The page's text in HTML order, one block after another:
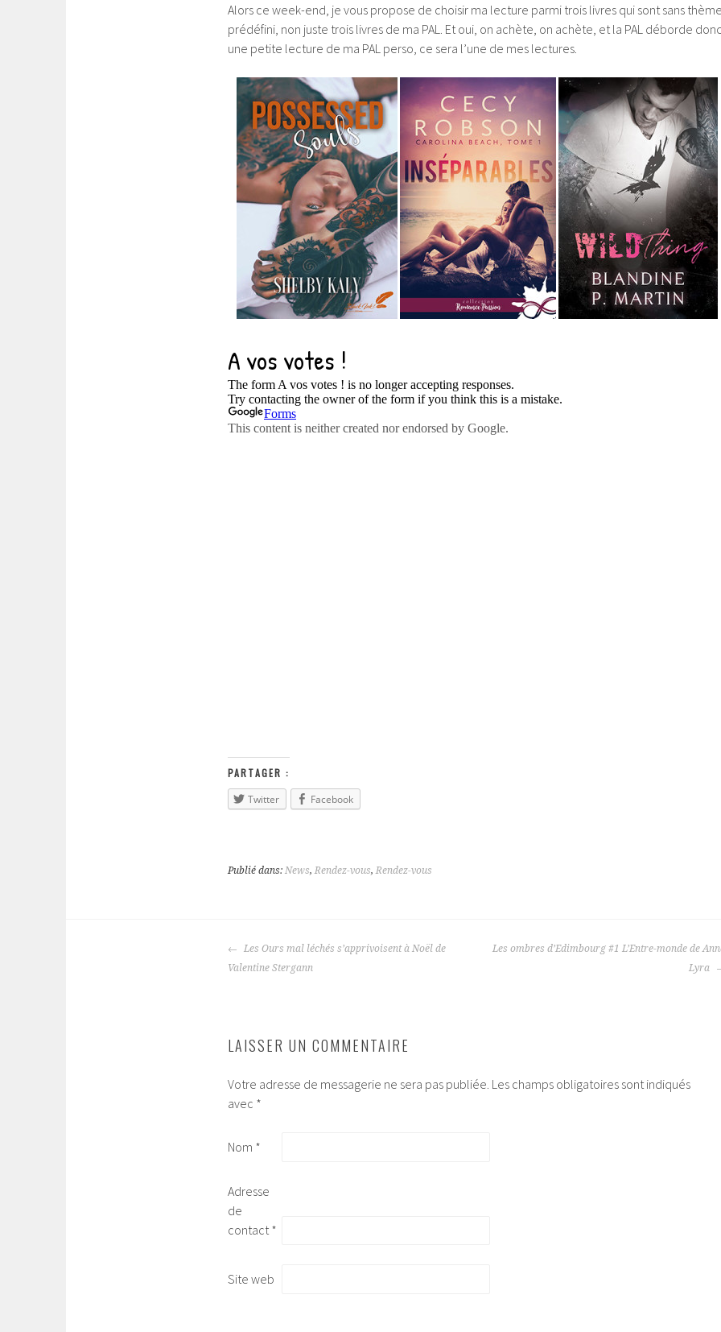
Alors ce week-end, je vous propose de choisir ma lecture parmi trois livres qui sont sans
prédéfini, non juste trois livres de ma PAL. Et oui, on achète, on achète, et la PAL déborde
une petite lecture de ma PAL perso, ce sera l’une de mes lectures.
PARTAGER :
Twitter
Facebook
Publié dans: News,Rendez-vous,Rendez-vous
NAVIGATION
Les Ours mal léchés s’apprivoisent à Noël de
Valentine Stergann
Les ombres d’Edimbourg #1 L’Entre-monde de
Lyra
LAISSER UN COMMENTAIRE
Votre adresse de messagerie ne sera pas publiée. Les champs obligatoires sont indiqués
avec *
Nom *
Adresse
de
contact *
Site web